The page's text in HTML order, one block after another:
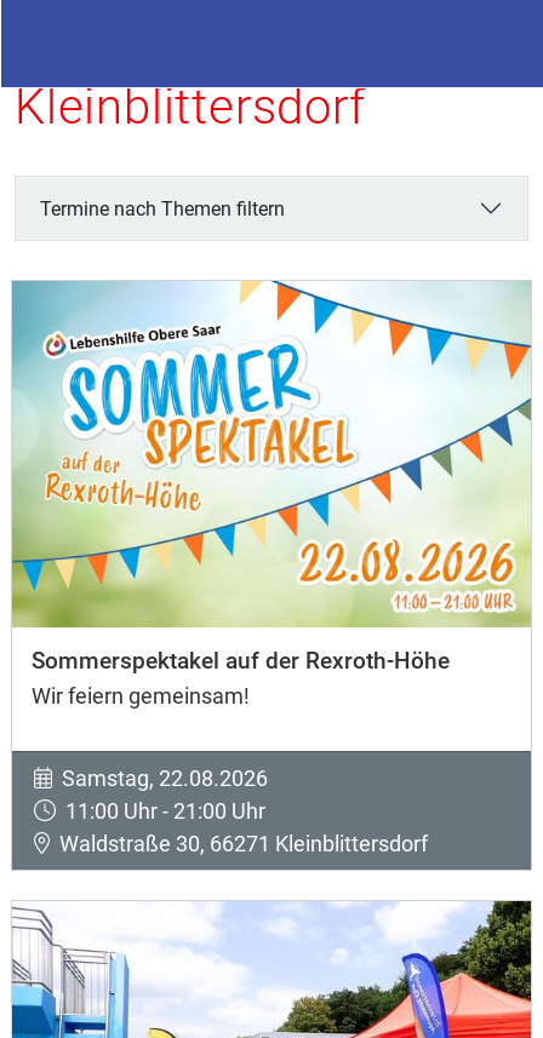
Kleinblittersdorf
Termine nach Themen filtern
Sommerspektakel auf der Rexroth-Höhe
Wir feiern gemeinsam!
Samstag, 22.08.2026
11:00 Uhr - 21:00 Uhr
Waldstraße 30, 66271 Kleinblittersdorf